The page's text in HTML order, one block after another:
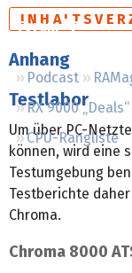
Forum
Podcast
RX 9000 „Deals“
CPU-Rangliste
Anhang
Testlabor
Um über PC-
können, wird eine
Testumgebung
Testberichte
Chroma.
Chroma 8000